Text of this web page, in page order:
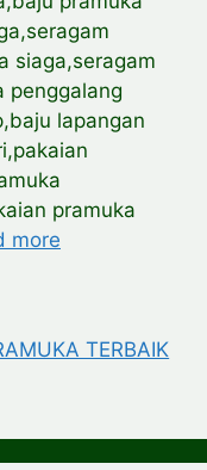
siaga,seragam
penggalang
lapangan
pramuka
more
TERBAIK